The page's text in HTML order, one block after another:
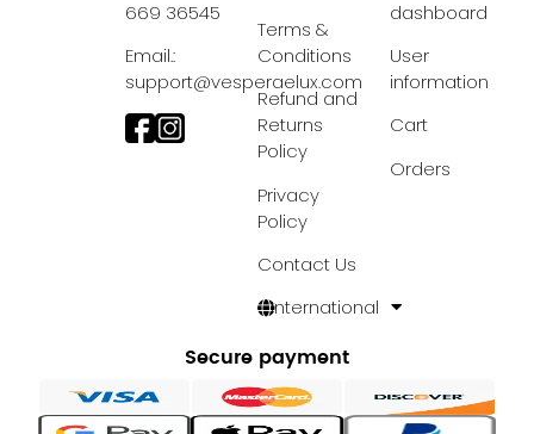
Świeca Black Crystal
29,99 € 28,99
669 36545
Email.:
support@vesperaelux.com
Terms &
Conditions
Refund and
Returns
Policy
Privacy
Policy
Contact Us
International
dashboard
User
information
Cart
Orders
Secure payment